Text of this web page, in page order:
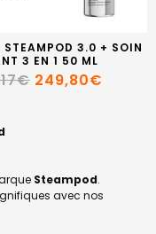
STEAMPOD 3.0 + SOIN
3 EN 1 50 ML
249,80€
Steampod.
avec nos